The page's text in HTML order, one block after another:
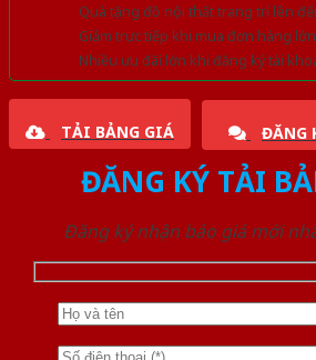
Quà tặng đồ nội thất trang trí lên
Giảm trực tiếp khi mua đơn hàng
Nhiều ưu đãi lớn khi đăng ký tài
TẢI BẢNG GIÁ ĐĂNG
ĐĂNG KÝ TẢI
Đăng ký nhận báo giá mới